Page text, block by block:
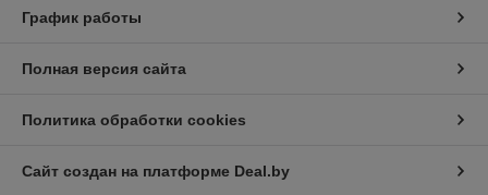
График работы
Полная версия сайта
Политика обработки cookies
Сайт создан на платформе Deal.by